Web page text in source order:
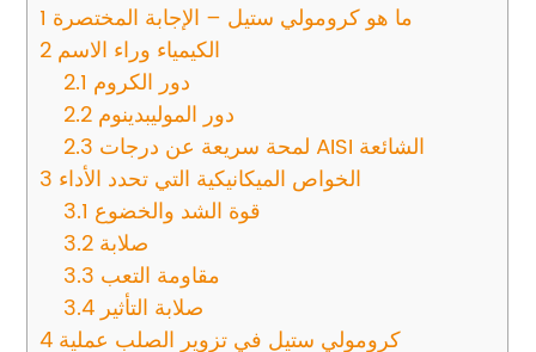
1 ما هو كرومولي ستيل – الإجابة المختصرة
2 الكيمياء وراء الاسم
2.1 دور الكروم
2.2 دور الموليبدينوم
2.3
لمحة سريعة عن درجات AISI الشائعة
3 الخواص الميكانيكية التي تحدد الأداء
3.1 قوة الشد والخضوع
3.2 صلابة
3.3 مقاومة التعب
3.4صلابة التأثير
4 كرومولي ستيل في تزوير الصلب عملية